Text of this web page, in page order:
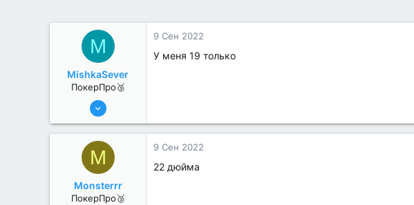
M
MishkaSever
ПокерПро🥉
17 Авг 2022
0
9 Сен 2022
У меня 19 только
M
Monsterrr
ПокерПро🥉
9 Сен 2022
22 дюйма